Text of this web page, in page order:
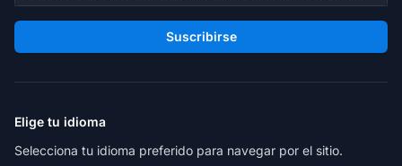
Suscribirse
Elige tu idioma
Selecciona tu idioma preferido para navegar por el sitio.